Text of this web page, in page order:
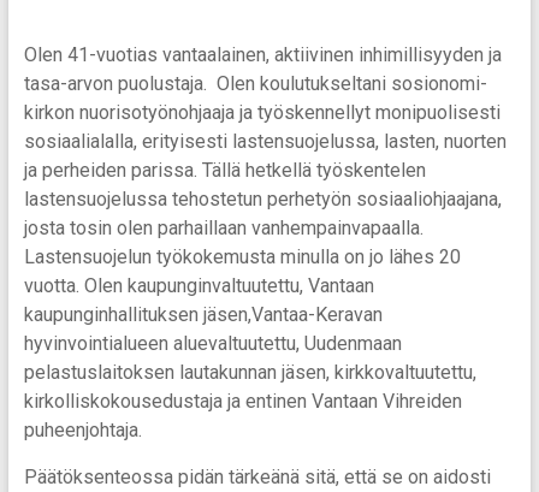
Olen 41-vuotias vantaalainen, aktiivinen inhimillisyyden ja
tasa-arvon puolustaja. Olen koulutukseltani sosionomi-
kirkon nuorisotyönohjaaja ja työskennellyt monipuolisesti
sosiaalialalla, erityisesti lastensuojelussa, lasten, nuorten
ja perheiden parissa. Tällä hetkellä työskentelen
lastensuojelussa tehostetun perhetyön sosiaaliohjaajana,
josta tosin olen parhaillaan vanhempainvapaalla.
Lastensuojelun työkokemusta minulla on jo lähes 20
vuotta. Olen kaupunginvaltuutettu, Vantaan
kaupunginhallituksen jäsen,Vantaa-Keravan
hyvinvointialueen aluevaltuutettu, Uudenmaan
pelastuslaitoksen lautakunnan jäsen, kirkkovaltuutettu,
kirkolliskokousedustaja ja entinen Vantaan Vihreiden
puheenjohtaja.
Päätöksenteossa pidän tärkeänä sitä, että se on aidosti